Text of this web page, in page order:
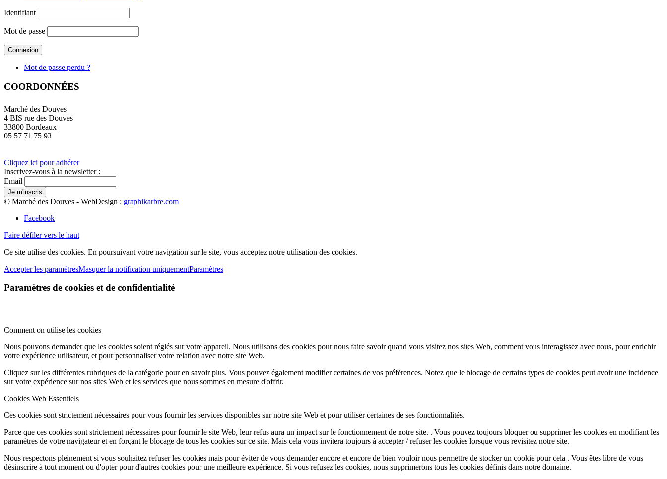
Identifiant
Mot de passe
Mot de passe perdu ?
COORDONNÉES
Marché des Douves
4 BIS rue des Douves
33800 Bordeaux
05 57 71 75 93
Cliquez ici pour adhérer
Inscrivez-vous à la newsletter :
Email
© Marché des Douves - WebDesign : graphikarbre.com
Facebook
Faire défiler vers le haut
Ce site utilise des cookies. En poursuivant votre navigation sur le site, vous acceptez notre utilisation des cookies.
Accepter les paramètresMasquer la notification uniquementParamètres
Paramètres de cookies et de confidentialité
Comment on utilise les cookies
Nous pouvons demander que les cookies soient réglés sur votre appareil. Nous utilisons des cookies pour nous faire savoir quand vous visitez nos sites Web, comment vous interagissez avec nous, pour enrichir
votre expérience utilisateur, et pour personnaliser votre relation avec notre site Web.
Cliquez sur les différentes rubriques de la catégorie pour en savoir plus. Vous pouvez également modifier certaines de vos préférences. Notez que le blocage de certains types de cookies peut avoir une incidence
sur votre expérience sur nos sites Web et les services que nous sommes en mesure d'offrir.
Cookies Web Essentiels
Ces cookies sont strictement nécessaires pour vous fournir les services disponibles sur notre site Web et pour utiliser certaines de ses fonctionnalités.
Parce que ces cookies sont strictement nécessaires pour fournir le site Web, leur refus aura un impact sur le fonctionnement de notre site. . Vous pouvez toujours bloquer ou supprimer les cookies en modifiant les
paramètres de votre navigateur et en forçant le blocage de tous les cookies sur ce site. Mais cela vous invitera toujours à accepter / refuser les cookies lorsque vous revisitez notre site.
Nous respectons pleinement si vous souhaitez refuser les cookies mais pour éviter de vous demander encore et encore de bien vouloir nous permettre de stocker un cookie pour cela . Vous êtes libre de vous
désinscrire à tout moment ou d'opter pour d'autres cookies pour une meilleure expérience. Si vous refusez les cookies, nous supprimerons tous les cookies définis dans notre domaine.